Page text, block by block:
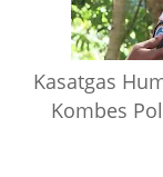
Kasatgas
Kombes